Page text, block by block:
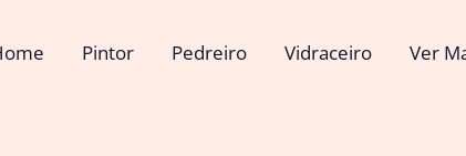
Pintor Pedreiro Vidraceiro Ver